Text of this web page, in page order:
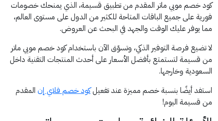
كود خصم موبي ماتر المقدم من تطبيق قسيمة، الذي يمنحك خصومات
فورية على جميع الباقات المتاحة للكثير من الدول على مستوى العالم،
مما يوفر عليك الوقت والجهد في البحث عن العروض.
لا تضيع فرصة التوفير الذكي، وتسوّق الآن باستخدام كود خصم موبي ماتر
من قسيمة لتستمتع بأفضل الأسعار على أحدث المنتجات التقنية داخل
السعودية وخارجها.
استفد أيضًا بنسبة خصم مميزة عند تفعيلكود خصم فلاي إن المقدم
من قسيمة اليوم!